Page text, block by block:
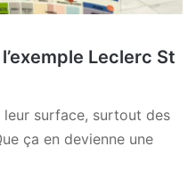
Leclerc St
leur surface, surtout des
ça en devienne une